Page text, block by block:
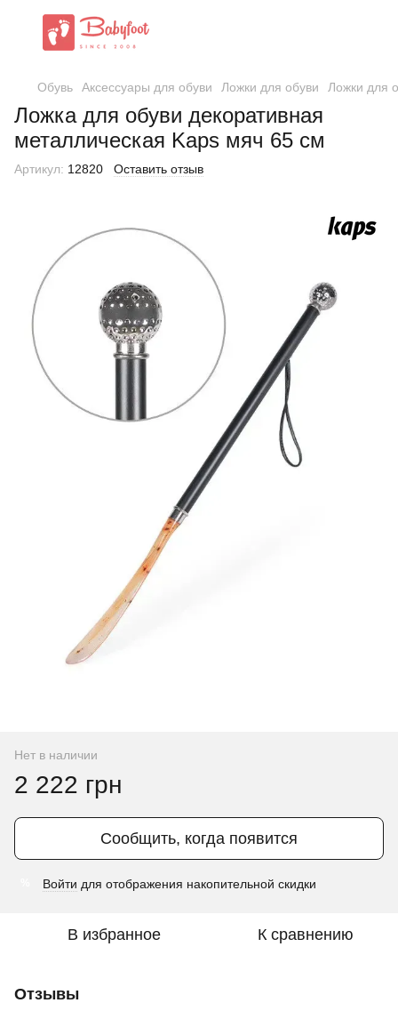
Обувь Аксессуары для обуви Ложки для обуви Ложки для
Ложка для обуви декоративная
металлическая Kaps мяч 65 см
Артикул: 12820 Оставить отзыв
Нет в наличии
2 222 грн
Сообщить, когда появится
Войти для отображения накопительной скидки
В избранное К сравнению
Отзывы